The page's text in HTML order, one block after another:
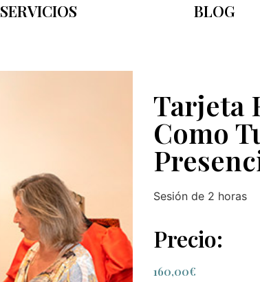
SERVICIOS BLOG
Tarjeta
Como
Sesión de 2 horas
Precio:
160,00€